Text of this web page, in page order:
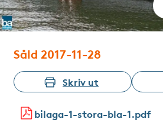
Såld 2017-11-28
Skriv ut
bilaga-1-stora-bla-1.pdf